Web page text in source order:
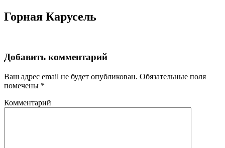
Горная Карусель
Добавить комментарий
Ваш адрес email не будет опубликован. Обязательные поля
помечены *
Комментарий